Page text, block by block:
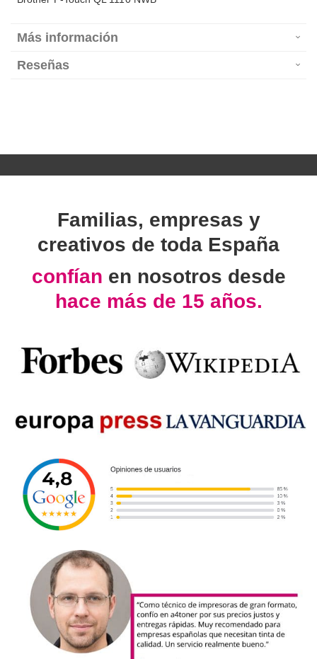
Más información
Reseñas
Familias, empresas y
creativos de toda España
confían en nosotros desde
hace más de 15 años.